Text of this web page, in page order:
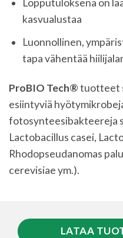
Lopputuloksena on
kasvualustaa
Luonnollinen,
tapa vähentää
ProBIO Tech®tuotteet
esiintyviä
fotosynteesibakteereja
Lactobacillus casei,
Rhodopseudanomas
cerevisiae ym.).
LATAA